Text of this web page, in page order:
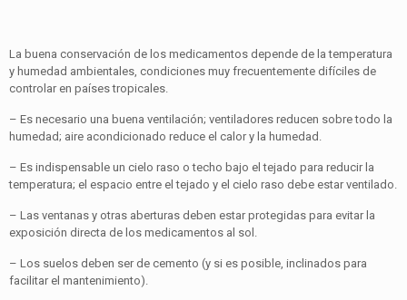
La buena conservación de los medicamentos depende de la temperatura
y humedad ambientales, condiciones muy frecuentemente difíciles de
controlar en países tropicales.
– Es necesario una buena ventilación; ventiladores reducen sobre todo la
humedad; aire acondicionado reduce el calor y la humedad.
– Es indispensable un cielo raso o techo bajo el tejado para reducir la
temperatura; el espacio entre el tejado y el cielo raso debe estar ventilado.
– Las ventanas y otras aberturas deben estar protegidas para evitar la
exposición directa de los medicamentos al sol.
– Los suelos deben ser de cemento (y si es posible, inclinados para
facilitar el mantenimiento).